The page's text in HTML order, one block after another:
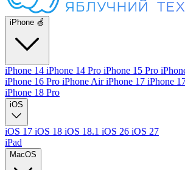
iPhone 🍏
iPhone 14 iPhone 14 Pro iPhone 15 Pro
iPhone 16 Pro iPhone AiriPhone 17 iPhone
iPhone 18 Pro
iOS
iOS 17 iOS 18 iOS 18.1 iOS 26 iOS 27
iPad
MacOS